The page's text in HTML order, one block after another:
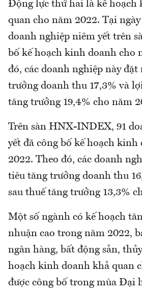
Động lực thứ hai là kế hoạch
quan cho năm 2022. Tại
doanh nghiệp niêm yết trên
bố kế hoạch kinh doanh cho
đó, các doanh nghiệp này
trưởng doanh thu 17,3% và
tăng trưởng 19,4% cho năm
Trên sàn HNX-INDEX, 91
yết đã công bố kế hoạch
2022. Theo đó, các doanh
tiêu tăng trưởng doanh thu
sau thuế tăng trưởng 13,3%
Một số ngành có kế hoạch
nhuận cao trong năm 2022,
ngân hàng, bất động sản,
hoạch kinh doanh khả quan
được công bố trong mùa Đại